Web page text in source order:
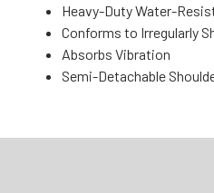
Heavy-Duty Water-
Conforms to Irregularly
Absorbs Vibration
Semi-Detachable